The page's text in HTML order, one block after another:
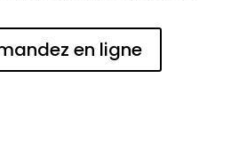
en ligne